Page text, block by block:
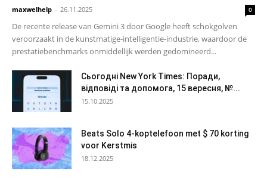
maxwelhelp - 26.11.2025 0
De recente release van Gemini 3 door Google heeft schokgolven
veroorzaakt in de kunstmatige-intelligentie-industrie, waardoor de
prestatiebenchmarks onmiddellijk werden gedomineerd...
Сьогодні New York Times: Поради,
відповіді та допомога, 15 вересня, №...
15.10.2025
Beats Solo 4-koptelefoon met $ 70 korting
voor Kerstmis
18.12.2025